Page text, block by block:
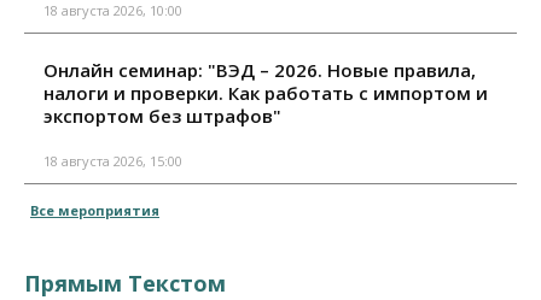
18 августа 2026, 10:00
Онлайн семинар: "ВЭД – 2026. Новые правила,
налоги и проверки. Как работать с импортом и
экспортом без штрафов"
18 августа 2026, 15:00
Все мероприятия
Прямым Текстом